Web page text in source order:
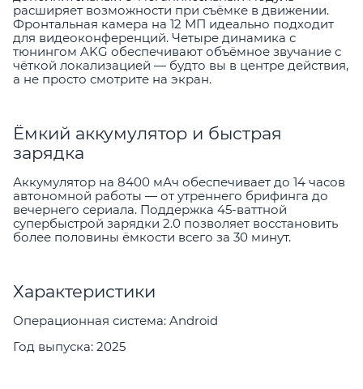
расширяет возможности при съёмке в движении.
Фронтальная камера на 12 МП идеально подходит
для видеоконференций. Четыре динамика с
тюнингом AKG обеспечивают объёмное звучание с
чёткой локализацией — будто вы в центре действия,
а не просто смотрите на экран.
Ёмкий аккумулятор и быстрая
зарядка
Аккумулятор на 8400 мАч обеспечивает до 14 часов
автономной работы — от утреннего брифинга до
вечернего сериала. Поддержка 45-ваттной
супербыстрой зарядки 2.0 позволяет восстановить
более половины ёмкости всего за 30 минут.
Характеристики
Операционная система: Android
Год выпуска: 2025